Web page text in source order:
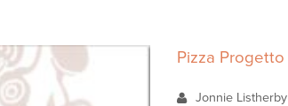
Pizza Progetto
Jonnie Listherby